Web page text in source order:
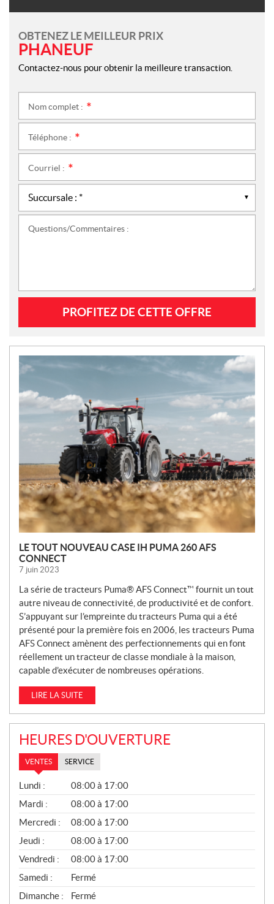
OBTENEZ LE MEILLEUR PRIX
PHANEUF
Contactez-nous pour obtenir la meilleure transaction.
Nom complet :
Téléphone :
Courriel :
Questions/Commentaires :
N
O
U
V
E
L
E
LE TOUT NOUVEAU CASE IH PUMA 260 AFS
CONNECT
7 juin 2023
La série de tracteurs Puma® AFS Connect™ fournit un tout
autre niveau de connectivité, de productivité et de confort.
S’appuyant sur l’empreinte du tracteurs Puma qui a été
présenté pour la première fois en 2006, les tracteurs Puma
AFS Connect amènent des perfectionnements qui en font
réellement un tracteur de classe mondiale à la maison,
capable d’exécuter de nombreuses opérations.
LIRE LA SUITE
HEURES D'OUVERTURE
VENTES SERVICE
V
E
N
T
E
S
Lundi :
08:00 à 17:00
Mardi :
08:00 à 17:00
Mercredi :
08:00 à 17:00
Jeudi :
08:00 à 17:00
Vendredi :
08:00 à 17:00
Samedi :
Fermé
Dimanche :
Fermé